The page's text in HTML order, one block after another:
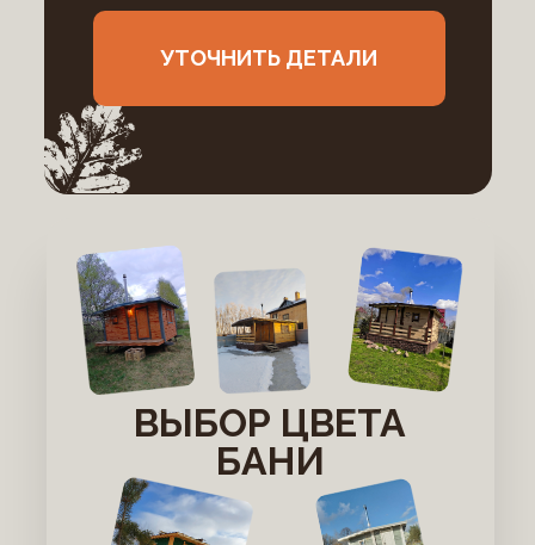
ВЫБОР ЦВЕТА
БАНИ
УТОЧНИТЬ ДЕТАЛИ